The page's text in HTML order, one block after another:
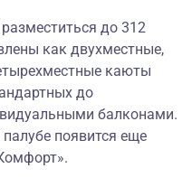
до 312
как двухместные,
каюты
до
балконами.
появится еще